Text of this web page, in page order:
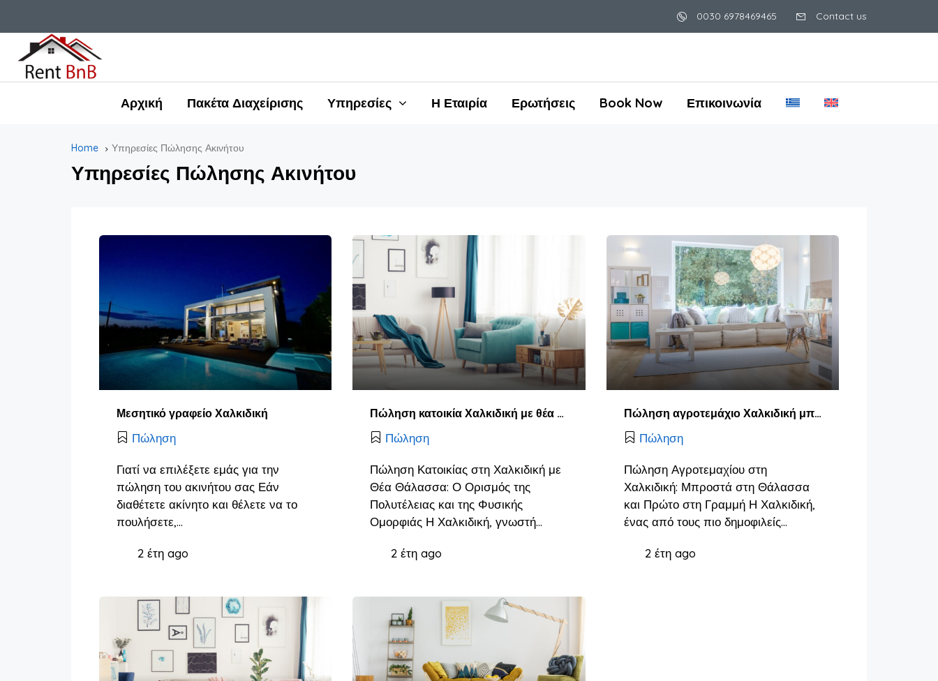
0030 6978469465 Contact us
Αρχική Πακέτα Διαχείρισης Υπηρεσίες Η Εταιρία Ερωτήσεις Book Now Επικοινωνία
Home Υπηρεσίες Πώλησης Ακινήτου
Υπηρεσίες Πώλησης Ακινήτου
Μεσητικό γραφείο Χαλκιδική
Πώληση
Γιατί να επιλέξετε εμάς για την
πώληση του ακινήτου σας Εάν
διαθέτετε ακίνητο και θέλετε να το
πουλήσετε,…
2 έτη ago
Πώληση κατοικία Χαλκιδική με θέα θάλασσα
Πώληση
Πώληση Κατοικίας στη Χαλκιδική με
Θέα Θάλασσα: Ο Ορισμός της
Πολυτέλειας και της Φυσικής
Ομορφιάς Η Χαλκιδική, γνωστή…
2 έτη ago
Πώληση αγροτεμάχιο Χαλκιδική μπροστά στη θάλασσα πρώτο
Πώληση
Πώληση Αγροτεμαχίου στη
Χαλκιδική: Μπροστά στη Θάλασσα
και Πρώτο στη Γραμμή Η Χαλκιδική,
ένας από τους πιο δημοφιλείς…
2 έτη ago